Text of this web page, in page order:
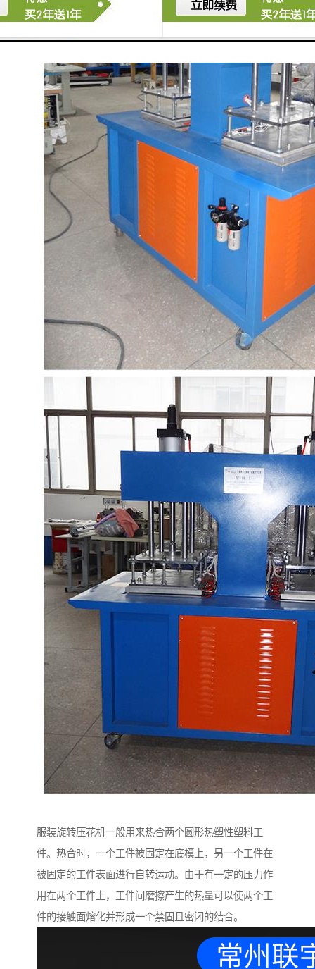
服装旋转压花机一般用来热合两个圆形热塑性塑料工
件。热合时，一个工件被固定在底模上，另一个工件在
被固定的工件表面进行自转运动。由于有一定的压力作
用在两个工件上，工件间磨擦产生的热量可以使两个工
件的接触面熔化并形成一个禁固且密闭的结合。